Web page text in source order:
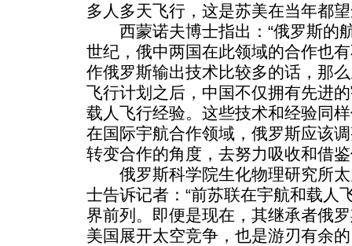
多人多天飞行，这是苏美在当年都
西蒙诺夫博士指出：“俄罗斯的
世纪，俄中两国在此领域的合作也
作俄罗斯输出技术比较多的话，那
飞行计划之后，中国不仅拥有先进
载人飞行经验。这些技术和经验同
在国际宇航合作领域，俄罗斯应该
转变合作的角度，去努力吸收和借
俄罗斯科学院生化物理研究所太
士告诉记者：“前苏联在宇航和载人
界前列。即便是现在，其继承者俄
美国展开太空竞争，也是游刃有余